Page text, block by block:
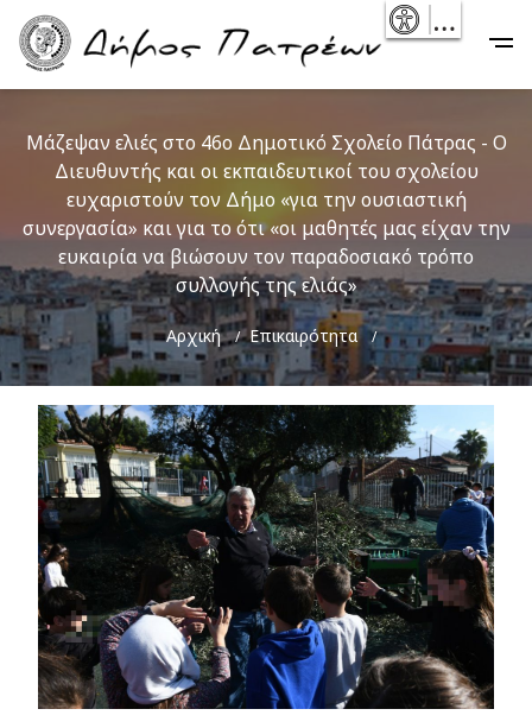
Skip
main
Main
navigation
Μάζεψαν ελιές στο 46ο Δημοτικό Σχολείο Πάτρας - Ο
Διευθυντής και οι εκπαιδευτικοί του σχολείου
ευχαριστούν τον Δήμο «για την ουσιαστική
συνεργασία» και για το ότι «οι μαθητές μας είχαν την
ευκαιρία να βιώσουν τον παραδοσιακό τρόπο
συλλογής της ελιάς»
Breadcrumb
Αρχική Επικαιρότητα